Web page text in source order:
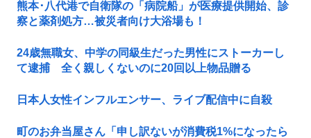
熊本･八代港で自衛隊の「病院船」が医療提供開始、診
察と薬剤処方…被災者向け大浴場も！
24歳無職女、中学の同級生だった男性にストーカーし
て逮捕 全く親しくないのに20回以上物品贈る
日本人女性インフルエンサー、ライブ配信中に自殺
町のお弁当屋さん「申し訳ないが消費税1%になったら